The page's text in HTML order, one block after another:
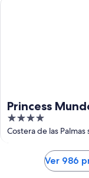
Princess
4
out
Costera de las
Ver 986